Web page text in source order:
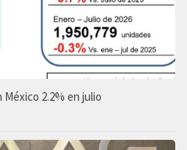
2.2% en julio